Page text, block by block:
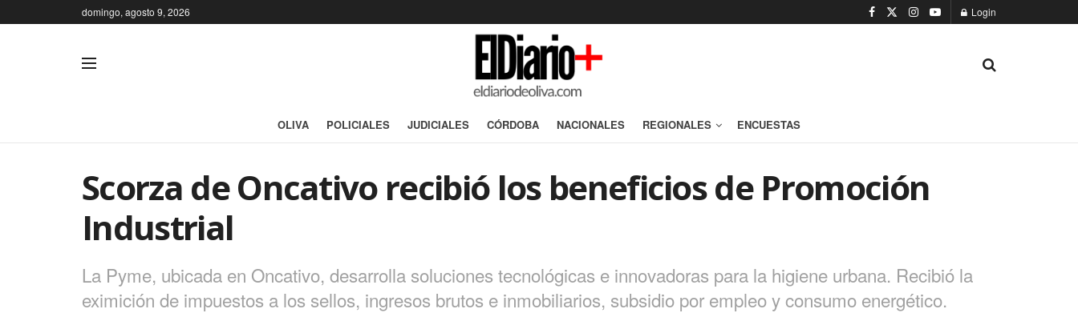
domingo, agosto 9, 2026 Login
OLIVA POLICIALES JUDICIALES CÓRDOBA NACIONALES REGIONALES ENCUESTAS
Scorza de Oncativo recibió los beneficios de Promoción
Industrial
La Pyme, ubicada en Oncativo, desarrolla soluciones tecnológicas e innovadoras para la higiene urbana. Recibió la
eximición de impuestos a los sellos, ingresos brutos e inmobiliarios, subsidio por empleo y consumo energético.